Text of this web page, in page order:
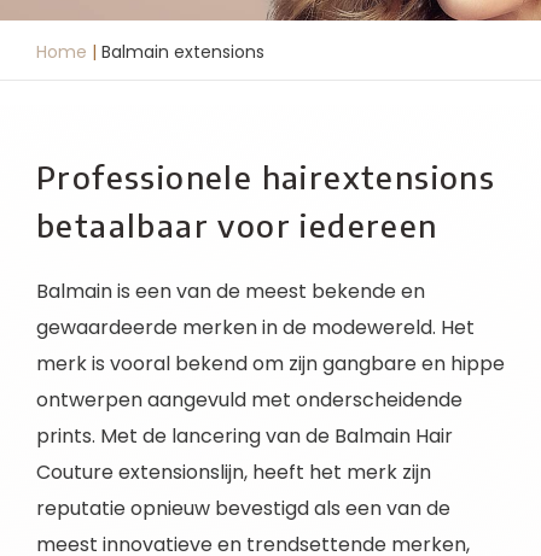
Home | Balmain extensions
Professionele hairextensions
betaalbaar voor iedereen
Balmain is een van de meest bekende en
gewaardeerde merken in de modewereld. Het
merk is vooral bekend om zijn gangbare en hippe
ontwerpen aangevuld met onderscheidende
prints. Met de lancering van de Balmain Hair
Couture extensionslijn, heeft het merk zijn
reputatie opnieuw bevestigd als een van de
meest innovatieve en trendsettende merken,